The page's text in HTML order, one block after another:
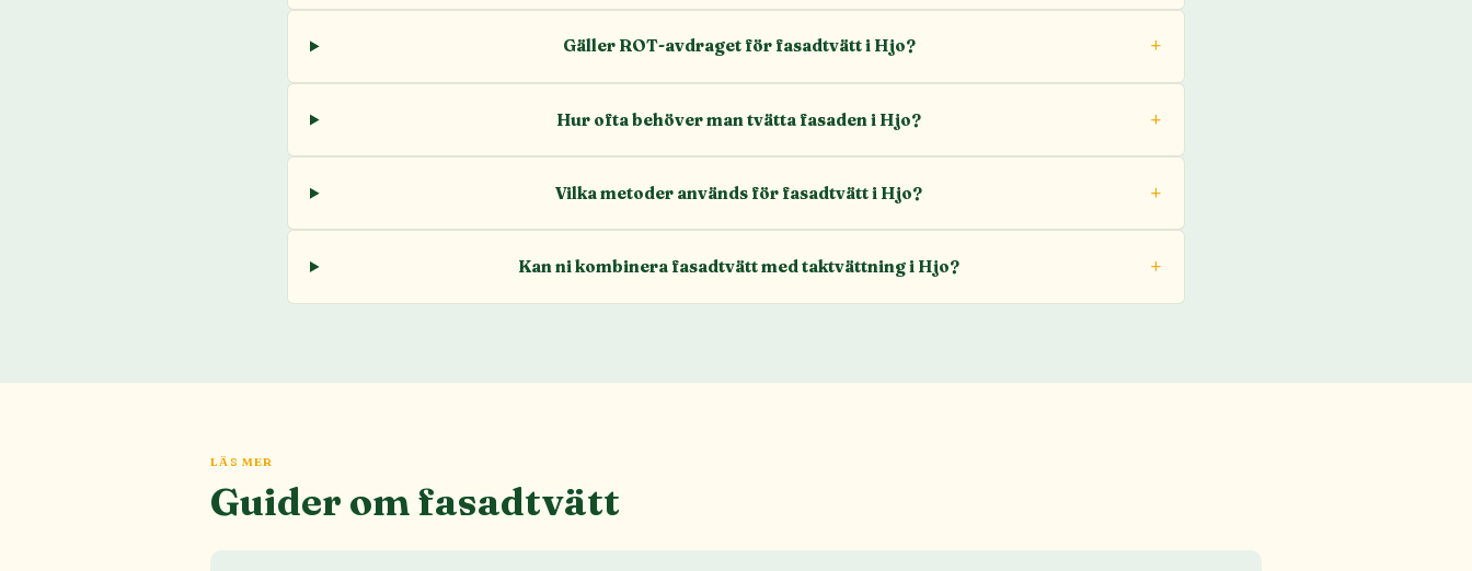
Gäller ROT-avdraget för fasadtvätt i Hjo?
Hur ofta behöver man tvätta fasaden i Hjo?
Vilka metoder används för fasadtvätt i Hjo?
Kan ni kombinera fasadtvätt med taktvättning i Hjo?
LÄS MER
Guider om fasadtvätt